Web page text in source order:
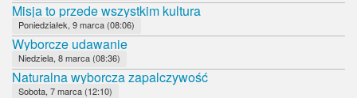
Misja to przede wszystkim kultura
Poniedziałek, 9 marca (08:06)
Wyborcze udawanie
Niedziela, 8 marca (08:36)
Naturalna wyborcza zapalczywość
Sobota, 7 marca (12:10)